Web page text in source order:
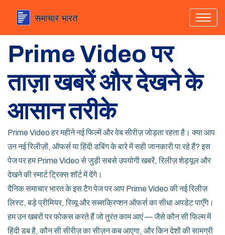
Prime Video पर
ताज़ा खबरें और देखने के
आसान तरीके
Prime Video हर महीने नई फिल्में और वेब सीरीज़ जोड़ता रहता है। क्या आप
उन नई रिलीज़ों, ऑफर्स या हिंदी डबिंग के बारे में सही जानकारी पा रहे हैं? इस
पेज पर हम Prime Video से जुड़ी सबसे उपयोगी खबरें, रिलीज़ शेड्यूल और
देखने की स्मार्ट ट्रिक्स शॉर्ट में देंगे।
दैनिक समाचार भारत के इस टैग पेज पर आप Prime Video की नई रिलीज़
लिस्ट, बड़े प्रीमियर, रिव्यू और सब्सक्रिप्शन ऑफर्स का सीधा अपडेट पाएँगे।
हम उन खबरों पर फोकस करते हैं जो तुरंत काम आएं — जैसे कौन सी फिल्म में
हिंदी डब है, कौन सी सीरीज़ का सीज़न कब आएगा, और किन देशों की सामग्री